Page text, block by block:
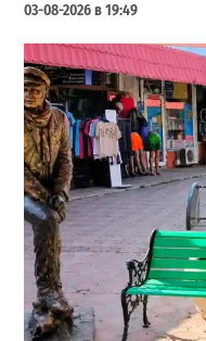
03-08-2026 в 19:49